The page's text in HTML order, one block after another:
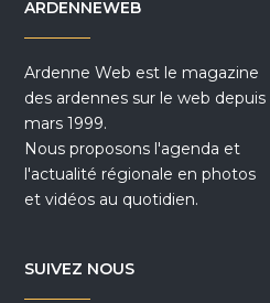
ARDENNEWEB
Ardenne Web est le magazine
des ardennes sur le web depuis
mars 1999.
Nous proposons l'agenda et
l'actualité régionale en photos
et vidéos au quotidien.
SUIVEZ NOUS